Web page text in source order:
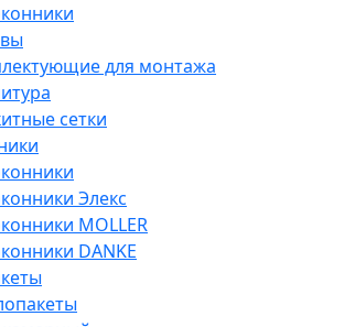
для монтажа
сетки
Элекс
MOLLER
DANKE